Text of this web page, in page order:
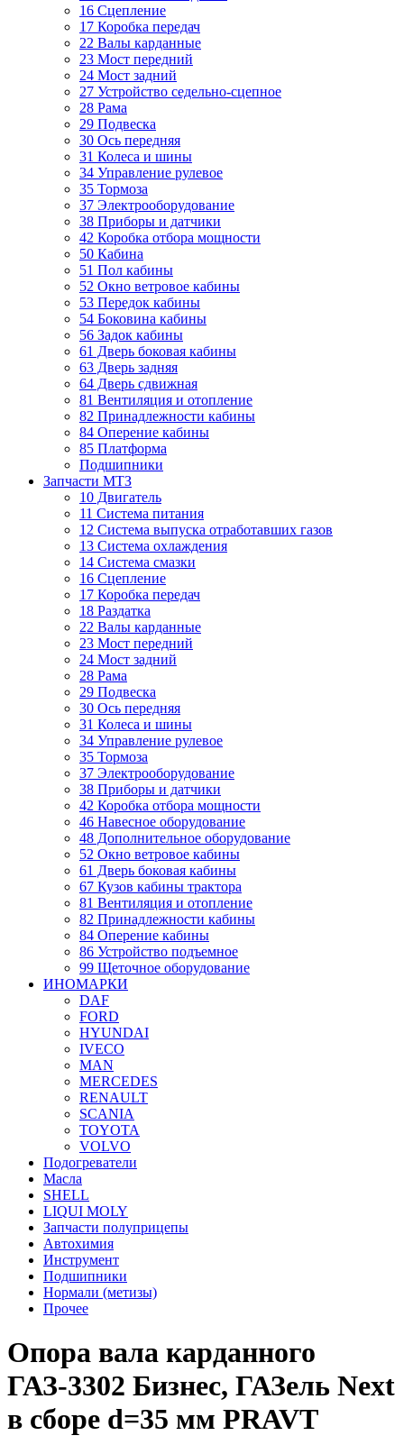
16 Сцепление
17 Коробка передач
22 Валы карданные
23 Мост передний
24 Мост задний
27 Устройство седельно-сцепное
28 Рама
29 Подвеска
30 Ось передняя
31 Колеса и шины
34 Управление рулевое
35 Тормоза
37 Электрооборудование
38 Приборы и датчики
42 Коробка отбора мощности
50 Кабина
51 Пол кабины
52 Окно ветровое кабины
53 Передок кабины
54 Боковина кабины
56 Задок кабины
61 Дверь боковая кабины
63 Дверь задняя
64 Дверь сдвижная
81 Вентиляция и отопление
82 Принадлежности кабины
84 Оперение кабины
85 Платформа
Подшипники
Запчасти МТЗ
10 Двигатель
11 Система питания
12 Система выпуска отработавших газов
13 Система охлаждения
14 Система смазки
16 Сцепление
17 Коробка передач
18 Раздатка
22 Валы карданные
23 Мост передний
24 Мост задний
28 Рама
29 Подвеска
30 Ось передняя
31 Колеса и шины
34 Управление рулевое
35 Тормоза
37 Электрооборудование
38 Приборы и датчики
42 Коробка отбора мощности
46 Навесное оборудование
48 Дополнительное оборудование
52 Окно ветровое кабины
61 Дверь боковая кабины
67 Кузов кабины трактора
81 Вентиляция и отопление
82 Принадлежности кабины
84 Оперение кабины
86 Устройство подъемное
99 Щеточное оборудование
ИНОМАРКИ
DAF
FORD
HYUNDAI
IVECO
MAN
MERCEDES
RENAULT
SCANIA
TOYOTA
VOLVO
Подогреватели
Масла
SHELL
LIQUI MOLY
Запчасти полуприцепы
Автохимия
Инструмент
Подшипники
Нормали (метизы)
Прочее
Опора вала карданного
ГАЗ-3302 Бизнес, ГАЗель Next
в сборе d=35 мм PRAVT